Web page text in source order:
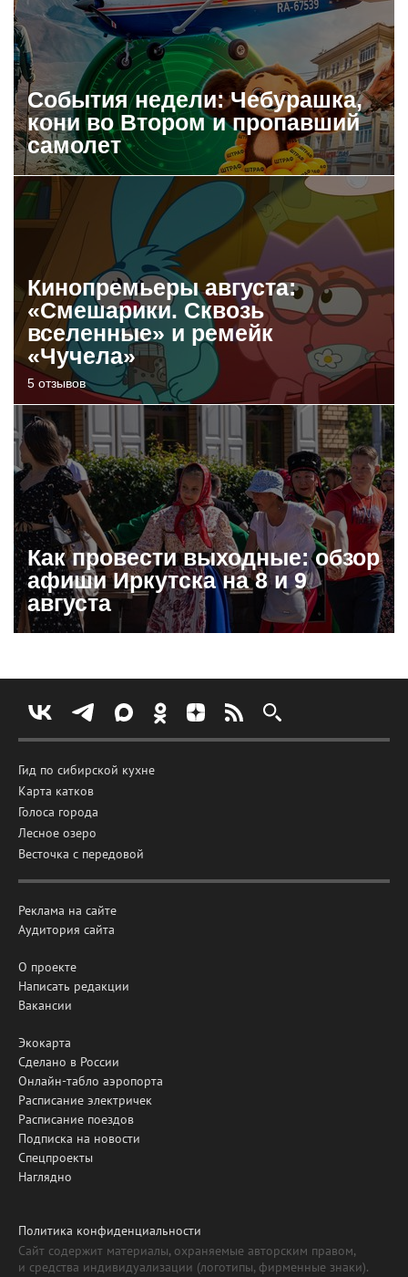
События недели: Чебурашка,
кони во Втором и пропавший
самолет
Кинопремьеры августа:
«Смешарики. Сквозь
вселенные» и ремейк
«Чучела»
5 отзывов
Как провести выходные: обзор
афиши Иркутска на 8 и 9
августа
Гид по сибирской кухне
Карта катков
Голоса города
Лесное озеро
Весточка с передовой
Реклама на сайте
Аудитория сайта
О проекте
Написать редакции
Вакансии
Экокарта
Сделано в России
Онлайн-табло аэропорта
Расписание электричек
Расписание поездов
Подписка на новости
Спецпроекты
Наглядно
Политика конфиденциальности
Сайт содержит материалы, охраняемые авторским правом,
и средства индивидуализации (логотипы, фирменные знаки).